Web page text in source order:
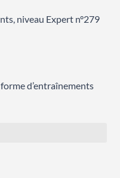
niveau Expert n°279
d’entraînements